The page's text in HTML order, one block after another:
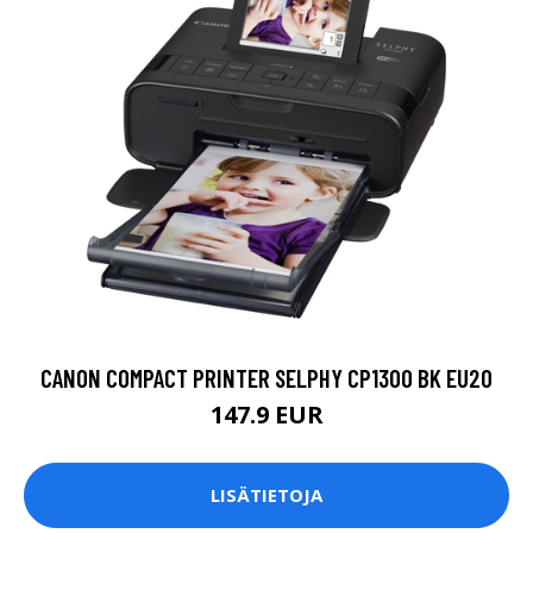
CANON COMPACT PRINTER SELPHY CP1300 BK EU20
147.9 EUR
LISÄTIETOJA